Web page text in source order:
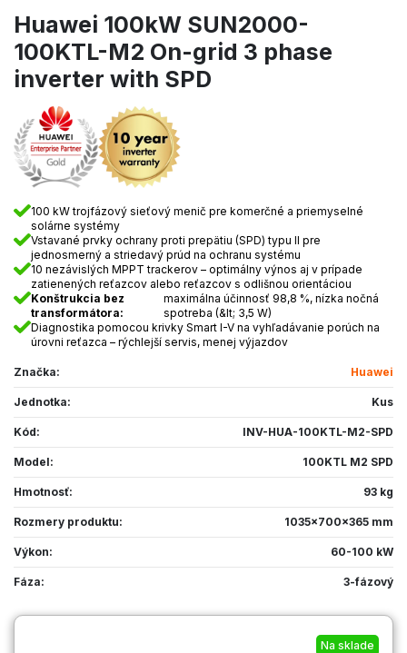
Huawei 100kW SUN2000-
100KTL-M2 On-grid 3 phase
inverter with SPD
100 kW trojfázový sieťový menič pre komerčné a priemyselné
solárne systémy
Vstavané prvky ochrany proti prepätiu (SPD) typu II pre
jednosmerný a striedavý prúd na ochranu systému
10 nezávislých MPPT trackerov – optimálny výnos aj v prípade
zatienených reťazcov alebo reťazcov s odlišnou orientáciou
Konštrukcia bez
transformátora:
maximálna účinnosť 98,8 %, nízka nočná
spotreba (&lt; 3,5 W)
Diagnostika pomocou krivky Smart I-V na vyhľadávanie porúch na
úrovni reťazca – rýchlejší servis, menej výjazdov
Značka: Huawei
Jednotka: Kus
Kód: INV-HUA-100KTL-M2-SPD
Model: 100KTL M2 SPD
Hmotnosť: 93 kg
Rozmery produktu: 1035x700x365 mm
Výkon: 60-100 kW
Fáza: 3-fázový
Na sklade